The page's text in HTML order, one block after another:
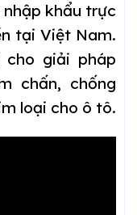
khẩu trực
tại Việt Nam.
giải pháp
chấn, chống
loại cho ô tô.